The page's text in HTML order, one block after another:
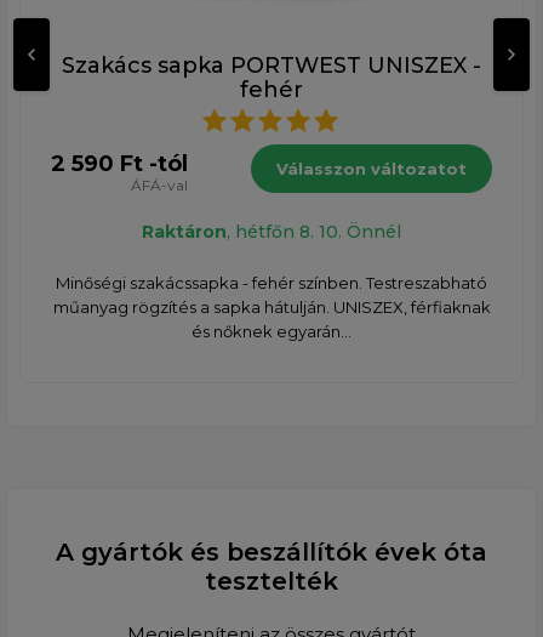
Szakács sapka PORTWEST UNISZEX -
fehér
2 590 Ft -tól
ÁFÁ-val
Válasszon változatot
Raktáron, hétfőn 8. 10. Önnél
Minőségi szakácssapka - fehér színben. Testreszabható
műanyag rögzítés a sapka hátulján. UNISZEX, férfiaknak
és nőknek egyarán...
A gyártók és beszállítók évek óta
tesztelték